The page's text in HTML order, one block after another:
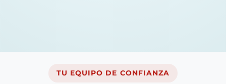
TU EQUIPO DE CONFIANZA